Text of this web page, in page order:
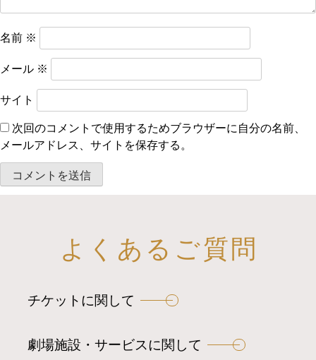
名前 ※
メール ※
サイト
次回のコメントで使用するためブラウザーに自分の名前、
メールアドレス、サイトを保存する。
よくあるご質問
チケットに関して
劇場施設・サービスに関して